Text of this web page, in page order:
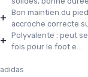
+ Bon maintien du
accroche correcte
+ Polyvalente : peut
fois pour le foot e...
adidas